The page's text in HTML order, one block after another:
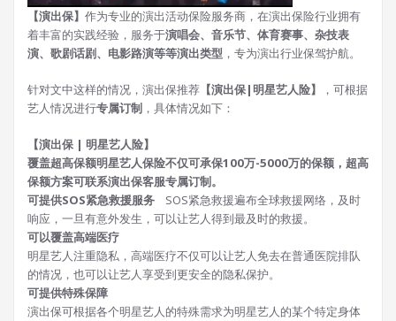
【演出保】 作为专业的演出活动保险服务商，在演出保险行业拥有
着丰富的实践经验，服务于演唱会、音乐节、体育赛事、杂技表
演、歌剧话剧、电影路演等等演出类型 ，专为演出行业保驾护航。
针对文中这样的情况，演出保推荐 【演出保|明星艺人险】
，可根据
艺人情况进行专属订制 ，具体情况如下：
【演出保 | 明星艺人险】
覆盖超高保额明星艺人保险不仅可承保100万-5000万的保额，超高
保额方案可联系演出保客服专属订制。
可提供SOS紧急救援服务
SOS紧急救援遍布全球救援网络，及时
响应，一旦有意外发生，可以让艺人得到最及时的救援。
可以覆盖高端医疗
明星艺人注重隐私，高端医疗不仅可以让艺人免去在普通医院排队
的情况，也可以让艺人享受到更安全的隐私保护。
可提供特殊保障
演出保可根据各个明星艺人的特殊需求为明星艺人的某个特定身体